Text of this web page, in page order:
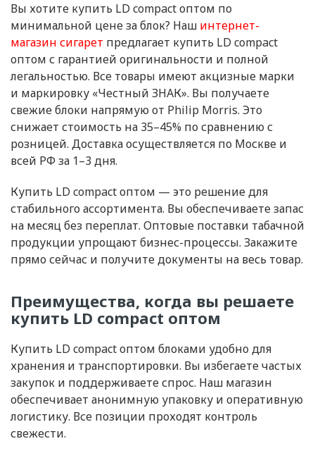
Вы хотите купить LD compact оптом по
минимальной цене за блок? Наш интернет-
магазин сигарет предлагает купить LD compact
оптом с гарантией оригинальности и полной
легальностью. Все товары имеют акцизные марки
и маркировку «Честный ЗНАК». Вы получаете
свежие блоки напрямую от Philip Morris. Это
снижает стоимость на 35–45% по сравнению с
розницей. Доставка осуществляется по Москве и
всей РФ за 1–3 дня.
Купить LD compact оптом — это решение для
стабильного ассортимента. Вы обеспечиваете запас
на месяц без переплат. Оптовые поставки табачной
продукции упрощают бизнес-процессы. Закажите
прямо сейчас и получите документы на весь товар.
Преимущества, когда вы решаете
купить LD compact оптом
Купить LD compact оптом блоками удобно для
хранения и транспортировки. Вы избегаете частых
закупок и поддерживаете спрос. Наш магазин
обеспечивает анонимную упаковку и оперативную
логистику. Все позиции проходят контроль
свежести.